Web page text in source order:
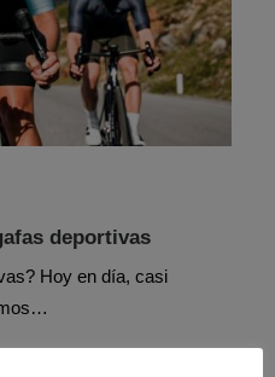
deportivas
Hoy en día, casi